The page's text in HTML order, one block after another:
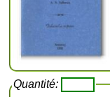
Quantité: